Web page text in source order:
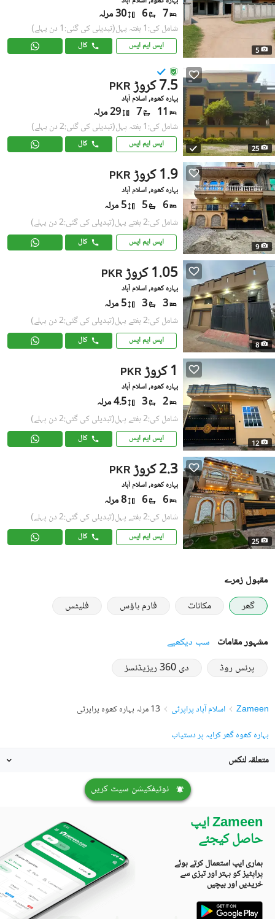
5
7
6 30 مرلہ
شامل کی:1 ہفتہ پہل (تبدیلی کی گئی:1 دن پہلے)
ایس ایم ایس کال
25
PKR 7.5 کروڑ
بہارہ کھوہ, اسلام آباد
11
7 29 مرلہ
شامل کی:1 ہفتہ پہل (تبدیلی کی گئی:2 دن پہلے)
ایس ایم ایس کال
9
PKR 1.9 کروڑ
بہارہ کھوہ, اسلام آباد
6
5 5 مرلہ
شامل کی:2 ہفتے پہل (تبدیلی کی گئی:2 دن پہلے)
ایس ایم ایس کال
8
PKR 1.05 کروڑ
بہارہ کھوہ, اسلام آباد
3
3 5 مرلہ
شامل کی:2 ہفتے پہل (تبدیلی کی گئی:2 دن پہلے)
ایس ایم ایس کال
12
PKR 1 کروڑ
بہارہ کھوہ, اسلام آباد
2
3 4.5 مرلہ
شامل کی:2 ہفتے پہل (تبدیلی کی گئی:2 دن پہلے)
ایس ایم ایس کال
25
PKR 2.3 کروڑ
بہارہ کھوہ, اسلام آباد
6
6 8 مرلہ
شامل کی:2 ہفتے پہل (تبدیلی کی گئی:2 دن پہلے)
ایس ایم ایس کال
مقبول زمرے
گھر
مکانات فارم ہاؤس فلیٹس
مشہور مقامات سب دیکھیے
پرنس روڈ
دی 360 ریزیڈنسز
Zameen اسلام آباد پراپرٹی
13 مرلہ بہارہ کھوہ پراپرٹی
بہارہ کھوہ گھر کرایہ پر دستیاب
متعلقہ لنکس
نوٹیفکیشن سیٹ کریں
Zameen ایپ
حاصل کیجئے
ہماری ایپ استعمال کرتے ہوئے
پراپٹیز کو بہتر اور تیزی سے
خریدیں اور بیچیں